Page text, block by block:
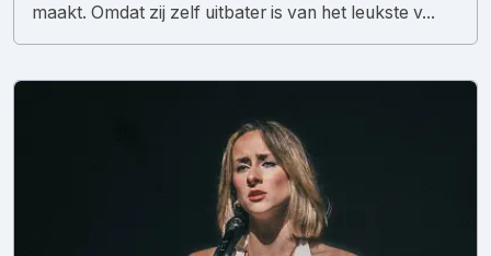
maakt. Omdat zij zelf uitbater is van het leukste v...